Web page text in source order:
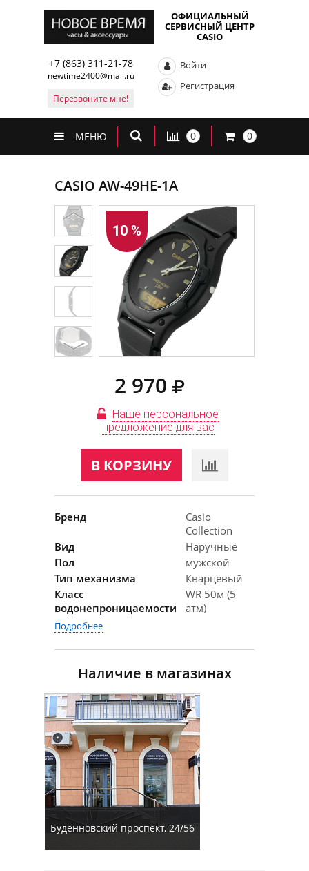
ОФИЦИАЛЬНЫЙ
СЕРВИСНЫЙ ЦЕНТР
CASIO
+7 (863) 311-21-78
newtime2400@mail.ru
Перезвоните мне!
Войти
Регистрация
МЕНЮ 0 0
CASIO AW-49HE-1A
10 %
2 970
Наше персональное
предложение для вас
В КОРЗИНУ
Бренд
Casio
Collection
Вид
Наручные
Пол
мужской
Тип механизма
Кварцевый
Класс
водонепроницаемости
WR 50м (5
атм)
Подробнее
Наличие в магазинах
Буденновский проспект, 24/56